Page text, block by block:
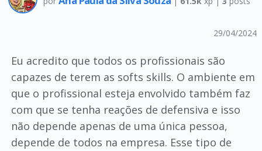
29/04/2024
Eu acredito que todos os profissionais são
capazes de terem as softs skills. O ambiente em
que o profissional esteja envolvido também faz
com que se tenha reações de defensiva e isso
não depende apenas de uma única pessoa,
depende de todos na empresa. Esse tipo de